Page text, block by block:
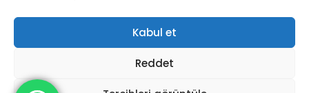
Kabul et
Reddet
işlenmektedir. Zorunlu çerezler, internet sitemizin çalışması,
güvenliği ve bilgi toplumu hizmetlerinin sunulması amacıyla
Daha fazla bilgi edinin